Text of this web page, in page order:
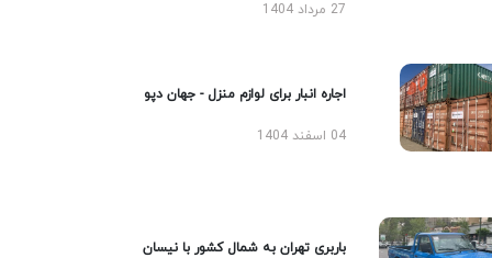
27 مرداد 1404
اجاره انبار برای لوازم منزل - جهان دپو
04 اسفند 1404
باربری تهران به شمال کشور با نیسان